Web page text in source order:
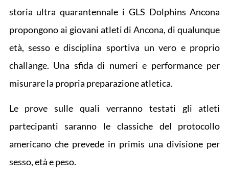
storia ultra quarantennale i GLS Dolphins Ancona
propongono ai giovani atleti di Ancona, di qualunque
età, sesso e disciplina sportiva un vero e proprio
challange. Una sfida di numeri e performance per
misurare la propria preparazione atletica.
Le prove sulle quali verranno testati gli atleti
partecipanti saranno le classiche del protocollo
americano che prevede in primis una divisione per
sesso, età e peso.